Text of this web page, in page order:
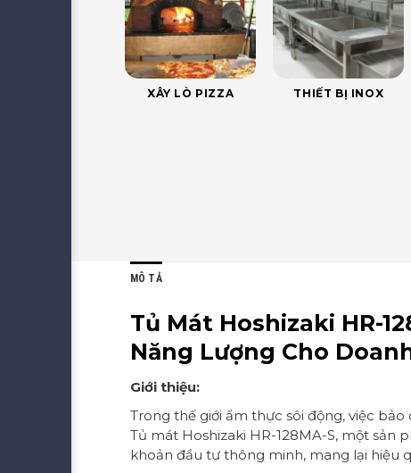
XÂY LÒ PIZZA THIẾT BỊ INOX
MÔ TẢ
Tủ Mát Hoshizaki HR-
Năng Lượng Cho
Giới thiệu:
Trong thế giới ẩm thực sôi động, việc
Tủ mát Hoshizaki HR-128MA-S, một
khoản đầu tư thông minh, mang lại hiệu